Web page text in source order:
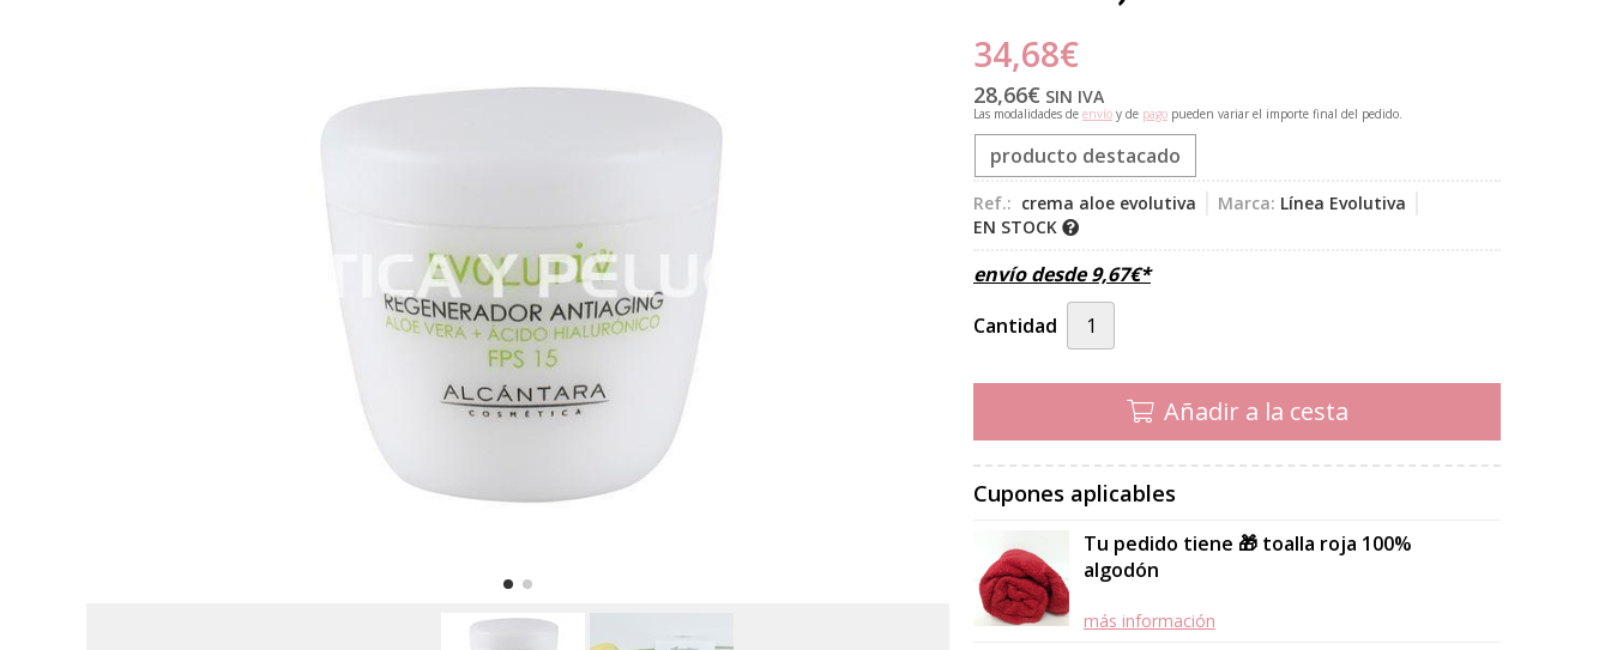
34,68€
28,66€ SIN IVA
Las modalidades de envío y de pago pueden variar el importe final del pedido.
producto destacado
Ref.: crema aloe evolutiva Marca: Línea Evolutiva
EN STOCK
envío desde9,67€*
Cantidad
Añadir a la cesta
Cupones aplicables
Tu pedido tiene 🎁 toalla roja 100%
algodón
más información